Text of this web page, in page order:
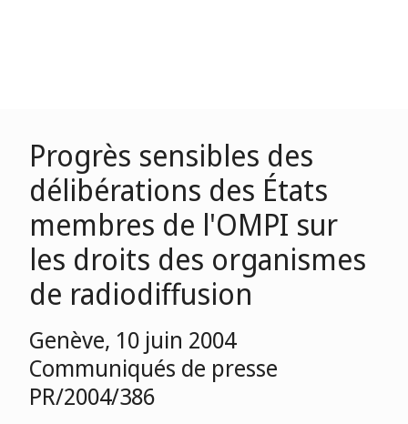
Progrès sensibles des
délibérations des États
membres de l'OMPI sur
les droits des organismes
de radiodiffusion
Genève, 10 juin 2004
Communiqués de presse
PR/2004/386